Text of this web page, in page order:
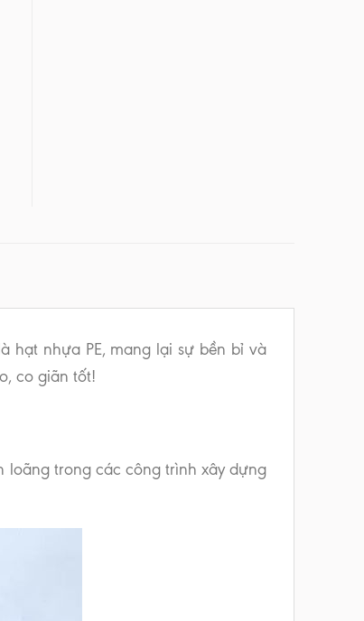
hạt nhựa PE, mang lại sự bền bỉ và
co giãn tốt!
loãng trong các công trình xây dựng